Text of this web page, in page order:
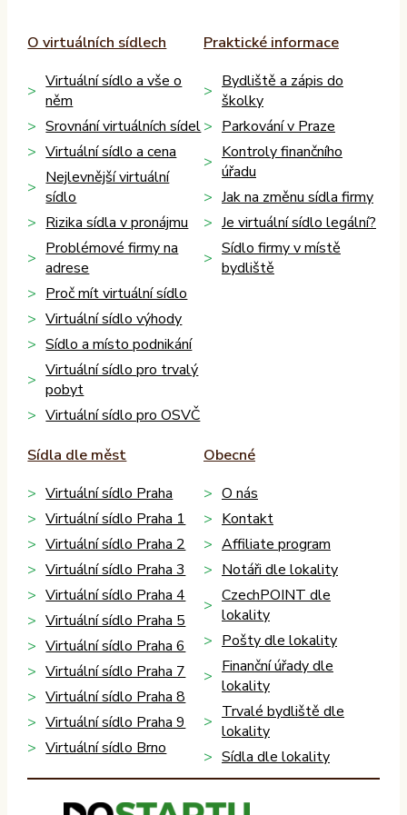
O virtuálních sídlech
Virtuální sídlo a vše o
něm
Srovnání virtuálních sídel
Virtuální sídlo a cena
Nejlevnější virtuální
sídlo
Rizika sídla v pronájmu
Problémové firmy na
adrese
Proč mít virtuální sídlo
Virtuální sídlo výhody
Sídlo a místo podnikání
Virtuální sídlo pro trvalý
pobyt
Virtuální sídlo pro OSVČ
Praktické informace
Bydliště a zápis do
školky
Parkování v Praze
Kontroly finančního
úřadu
Jak na změnu sídla firmy
Je virtuální sídlo legální?
Sídlo firmy v místě
bydliště
Sídla dle měst
Virtuální sídlo Praha
Virtuální sídlo Praha 1
Virtuální sídlo Praha 2
Virtuální sídlo Praha 3
Virtuální sídlo Praha 4
Virtuální sídlo Praha 5
Virtuální sídlo Praha 6
Virtuální sídlo Praha 7
Virtuální sídlo Praha 8
Virtuální sídlo Praha 9
Virtuální sídlo Brno
Obecné
O nás
Kontakt
Affiliate program
Notáři dle lokality
CzechPOINT dle
lokality
Pošty dle lokality
Finanční úřady dle
lokality
Trvalé bydliště dle
lokality
Sídla dle lokality